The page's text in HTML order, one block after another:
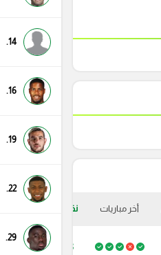
أخر مباريات نقاط
63
14.
16.
19.
22.
29.